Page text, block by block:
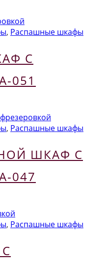
, Распашные шкафы
С
051
, Распашные шкафы
ШКАФ С
047
, Распашные шкафы